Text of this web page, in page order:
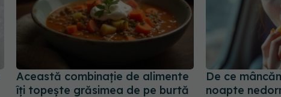
Această combinație de alimente
îți topește grăsimea de pe burtă
De ce
noapte